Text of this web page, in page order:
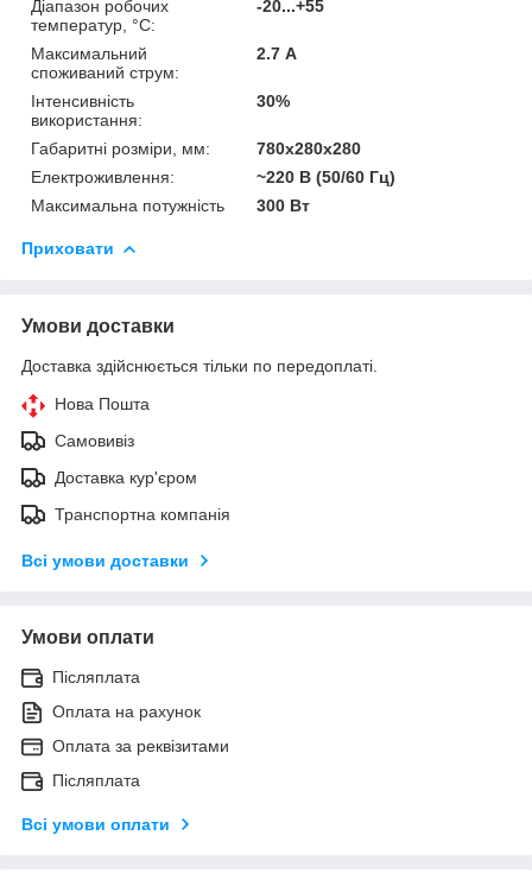
Діапазон робочих
температур, °С:
-20...+55
Максимальний
споживаний струм:
2.7 А
Інтенсивність
використання:
30%
Габаритні розміри, мм:
780х280х280
Електроживлення:
~220 В (50/60 Гц)
Максимальна потужність
300 Вт
Приховати
Умови доставки
Доставка здійснюється тільки по передоплаті.
Нова Пошта
Самовивіз
Доставка кур'єром
Транспортна компанія
Всі умови доставки
Умови оплати
Післяплата
Оплата на рахунок
Оплата за реквізитами
Післяплата
Всі умови оплати